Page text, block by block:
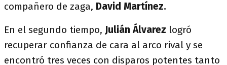
compañero de zaga, David Martínez.
En el segundo tiempo, Julián Álvarez logró
recuperar confianza de cara al arco rival y se
encontró tres veces con disparos potentes tanto